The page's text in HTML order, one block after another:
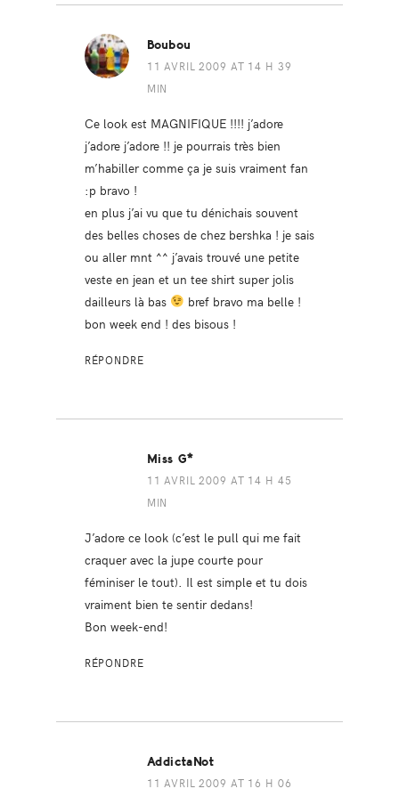
Boubou
11 AVRIL 2009 AT 14 H 39
MIN
Ce look est MAGNIFIQUE !!!! j’adore
j’adore j’adore !! je pourrais très bien
m’habiller comme ça je suis vraiment fan
:p bravo !
en plus j’ai vu que tu dénichais souvent
des belles choses de chez bershka ! je sais
ou aller mnt ^^ j’avais trouvé une petite
veste en jean et un tee shirt super jolis
dailleurs là bas
bref bravo ma belle !
bon week end ! des bisous !
RÉPONDRE
Miss G*
11 AVRIL 2009 AT 14 H 45
MIN
J’adore ce look (c’est le pull qui me fait
craquer avec la jupe courte pour
féminiser le tout). Il est simple et tu dois
vraiment bien te sentir dedans!
Bon week-end!
RÉPONDRE
AddictaNot
11 AVRIL 2009 AT 16 H 06